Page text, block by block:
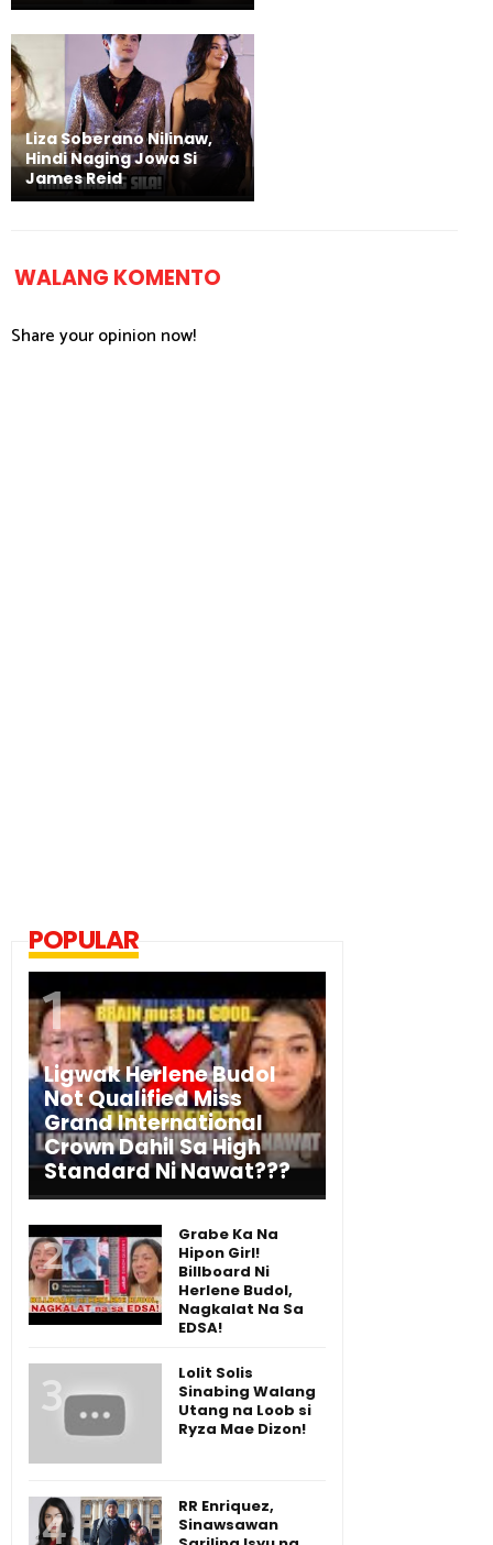
Liza Soberano Nilinaw,
Hindi Naging Jowa Si
James Reid
WALANG KOMENTO
Share your opinion now!
POPULAR
Ligwak Herlene Budol
Not Qualified Miss
Grand International
Crown Dahil Sa High
Standard Ni Nawat???
Grabe Ka Na
Hipon Girl!
Billboard Ni
Herlene Budol,
Nagkalat Na Sa
EDSA!
Lolit Solis
Sinabing Walang
Utang na Loob si
Ryza Mae Dizon!
RR Enriquez,
Sinawsawan